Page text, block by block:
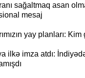
sağaltmaq asan
mesaj
yay planları:
ilkə imza atdı: